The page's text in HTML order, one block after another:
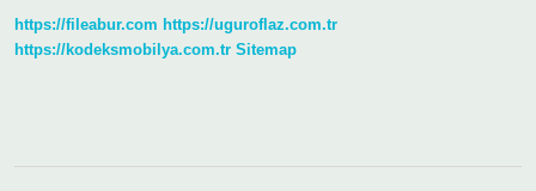
https://fileabur.com https://uguroflaz.com.tr
https://kodeksmobilya.com.tr Sitemap